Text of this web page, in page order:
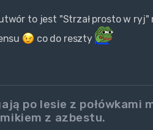
to jest "Strzał prosto w
co do reszty
po lesie z połówkami
z azbestu.